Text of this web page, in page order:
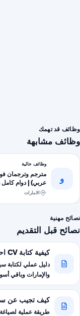
وظائف قد تهمك
وظائف مشابهة
و
وظائف خالية
مترجم وترجمان
Properties
الامارات
نصائح مهنية
نصائح قبل التقديم
كيفية كتابة CV احترافي للتقديم على وظائف الخليج
دليل عملي لكتابة
والإمارات وباقي
كيف تجيب عن
طريقة عملية